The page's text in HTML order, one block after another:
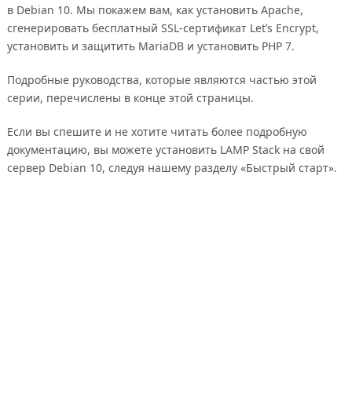
в Debian 10. Мы покажем вам, как установить Apache,
сгенерировать бесплатный SSL-сертификат Let’s Encrypt,
установить и защитить MariaDB и установить PHP 7.
Подробные руководства, которые являются частью этой
серии, перечислены в конце этой страницы.
Если вы спешите и не хотите читать более подробную
документацию, вы можете установить LAMP Stack на свой
сервер Debian 10, следуя нашему разделу «Быстрый старт».